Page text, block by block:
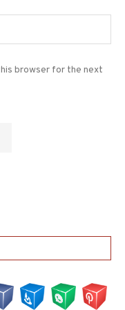
browser for the next